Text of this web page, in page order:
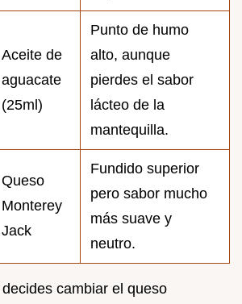
Aceite de
aguacate
(25ml)
Punto de humo
alto, aunque
pierdes el sabor
lácteo de la
mantequilla.
Queso
Monterey
Jack
Fundido superior
pero sabor mucho
más suave y
neutro.
cambiar el queso